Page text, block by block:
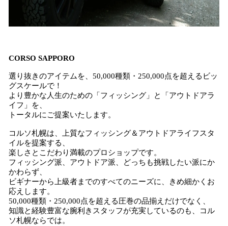
CORSO SAPPORO
選り抜きのアイテムを、50,000種類・250,000点を超えるビッ
グスケールで！
より豊かな人生のための「フィッシング」と「アウトドアラ
イフ」を、
トータルにご提案いたします。
コルソ札幌は、上質なフィッシング＆アウトドアライフスタ
イルを提案する、
楽しさとこだわり満載のプロショップです。
フィッシング派、アウトドア派、どっちも挑戦したい派にか
かわらず、
ビギナーから上級者までのすべてのニーズに、きめ細かくお
応えします。
50,000種類・250,000点を超える圧巻の品揃えだけでなく、
知識と経験豊富な腕利きスタッフが充実しているのも、コル
ソ札幌ならでは。